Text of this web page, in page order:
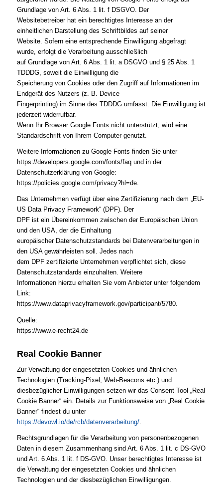
Grundlage von Art. 6 Abs. 1 lit. f DSGVO. Der
Websitebetreiber hat ein berechtigtes Interesse an der
einheitlichen Darstellung des Schriftbildes auf seiner
Website. Sofern eine entsprechende Einwilligung abgefragt
wurde, erfolgt die Verarbeitung ausschließlich
auf Grundlage von Art. 6 Abs. 1 lit. a DSGVO und § 25 Abs. 1
TDDDG, soweit die Einwilligung die
Speicherung von Cookies oder den Zugriff auf Informationen im
Endgerät des Nutzers (z. B. Device
Fingerprinting) im Sinne des TDDDG umfasst. Die Einwilligung ist
jederzeit widerrufbar.
Wenn Ihr Browser Google Fonts nicht unterstützt, wird eine
Standardschrift von Ihrem Computer genutzt.
Weitere Informationen zu Google Fonts finden Sie unter
https://developers.google.com/fonts/faq und in der
Datenschutzerklärung von Google:
https://policies.google.com/privacy?hl=de.
Das Unternehmen verfügt über eine Zertifizierung nach dem „EU-
US Data Privacy Framework“ (DPF). Der
DPF ist ein Übereinkommen zwischen der Europäischen Union
und den USA, der die Einhaltung
europäischer Datenschutzstandards bei Datenverarbeitungen in
den USA gewährleisten soll. Jedes nach
dem DPF zertifizierte Unternehmen verpflichtet sich, diese
Datenschutzstandards einzuhalten. Weitere
Informationen hierzu erhalten Sie vom Anbieter unter folgendem
Link:
https://www.dataprivacyframework.gov/participant/5780.
Quelle:
https://www.e-recht24.de
Real Cookie Banner
Zur Verwaltung der eingesetzten Cookies und ähnlichen
Technologien (Tracking-Pixel, Web-Beacons etc.) und
diesbezüglicher Einwilligungen setzen wir das Consent Tool „Real
Cookie Banner“ ein. Details zur Funktionsweise von „Real Cookie
Banner“ findest du unter
https://devowl.io/de/rcb/datenverarbeitung/.
Rechtsgrundlagen für die Verarbeitung von personenbezogenen
Daten in diesem Zusammenhang sind Art. 6 Abs. 1 lit. c DS-GVO
und Art. 6 Abs. 1 lit. f DS-GVO. Unser berechtigtes Interesse ist
die Verwaltung der eingesetzten Cookies und ähnlichen
Technologien und der diesbezüglichen Einwilligungen.